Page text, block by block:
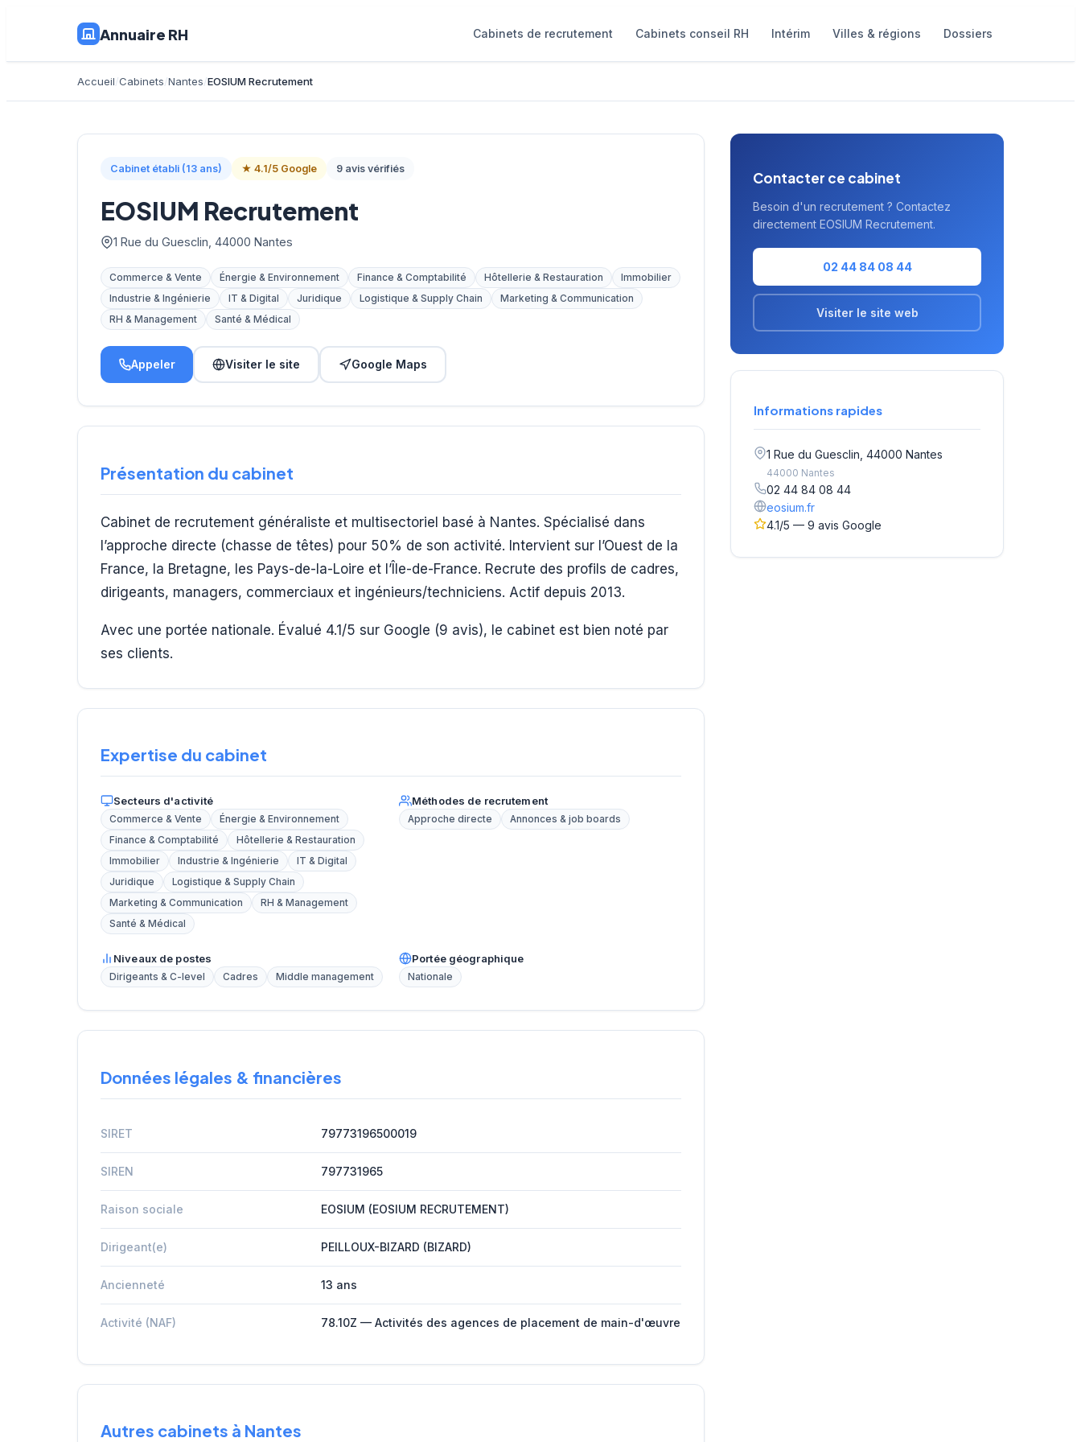
Annuaire RH Cabinets de recrutement Cabinets conseil RH Intérim Villes & régions Dossiers
Accueil Cabinets Nantes EOSIUM Recrutement
Cabinet établi (13 ans) ★ 4.1/5 Google 9 avis vérifiés
EOSIUM Recrutement
1 Rue du Guesclin, 44000 Nantes
Commerce & Vente Énergie & Environnement Finance & Comptabilité Hôtellerie & Restauration
Immobilier
Industrie & Ingénierie
IT & Digital Juridique Logistique & Supply Chain
Marketing & Communication
RH & Management
Santé & Médical
Appeler Visiter le site Google Maps
Présentation du cabinet
Cabinet de recrutement généraliste et multisectoriel basé à Nantes. Spécialisé dans
l’approche directe (chasse de têtes) pour 50% de son activité. Intervient sur l’Ouest de la
France, la Bretagne, les Pays-de-la-Loire et l’Île-de-France. Recrute des profils de cadres,
dirigeants, managers, commerciaux et ingénieurs/techniciens. Actif depuis 2013.
Avec une portée nationale. Évalué 4.1/5 sur Google (9 avis), le cabinet est bien noté par
ses clients.
Expertise du cabinet
Secteurs d'activité
Commerce & Vente
Énergie & Environnement
Finance & Comptabilité
Hôtellerie & Restauration
Immobilier
Industrie & Ingénierie
IT & Digital
Juridique
Logistique & Supply Chain
Marketing & Communication
RH & Management
Santé & Médical
Méthodes de recrutement
Approche directe Annonces & job boards
Niveaux de postes
Dirigeants & C-level Cadres Middle management
Portée géographique
Nationale
Données légales & financières
SIRET 79773196500019
SIREN 797731965
Raison sociale EOSIUM (EOSIUM RECRUTEMENT)
Dirigeant(e) PEILLOUX-BIZARD (BIZARD)
Ancienneté 13 ans
Activité (NAF) 78.10Z — Activités des agences de placement de main-d'œuvre
Autres cabinets à Nantes
Contacter ce cabinet
Besoin d'un recrutement ? Contactez
directement EOSIUM Recrutement.
02 44 84 08 44
Visiter le site web
Informations rapides
1 Rue du Guesclin, 44000 Nantes
44000 Nantes
02 44 84 08 44
eosium.fr
4.1/5 — 9 avis Google